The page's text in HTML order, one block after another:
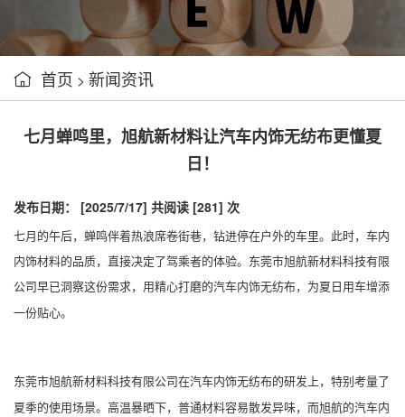
 首页 > 新闻资讯
七月蝉鸣里，旭航新材料让汽车内饰无纺布更懂夏
日！
发布日期： [2025/7/17] 共阅读 [281] 次
七月的午后，蝉鸣伴着热浪席卷街巷，钻进停在户外的车里。此时，车内
内饰材料的品质，直接决定了驾乘者的体验。东莞市旭航新材料科技有限
公司早已洞察这份需求，用精心打磨的汽车内饰无纺布，为夏日用车增添
一份贴心。
东莞市旭航新材料科技有限公司在汽车内饰无纺布的研发上，特别考量了
夏季的使用场景。高温暴晒下，普通材料容易散发异味，而旭航的汽车内